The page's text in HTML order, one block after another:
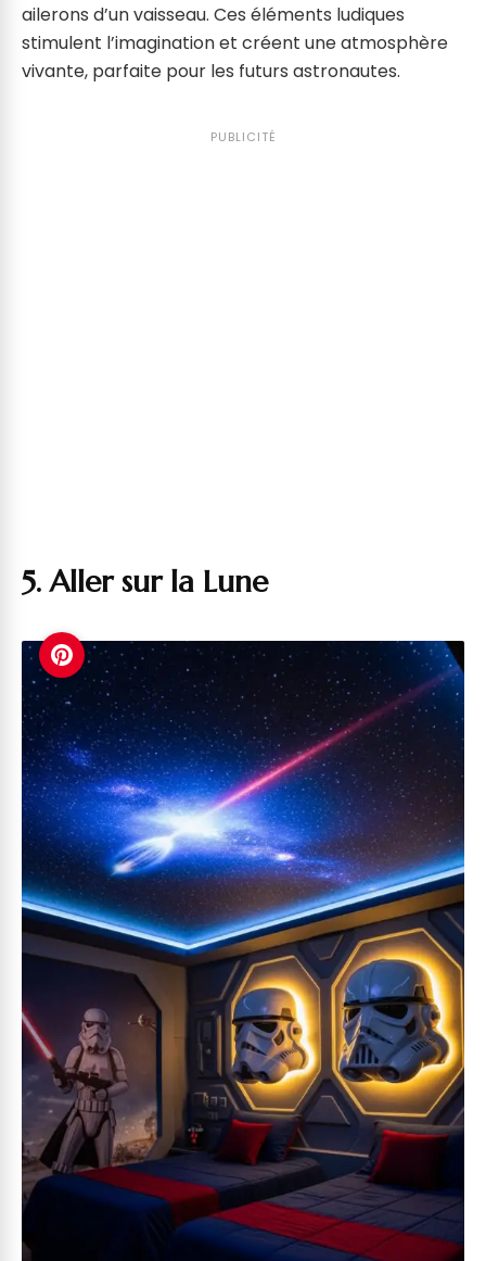
ailerons d’un vaisseau. Ces éléments ludiques
stimulent l’imagination et créent une atmosphère
vivante, parfaite pour les futurs astronautes.
PUBLICITÉ
5. Aller sur la Lune